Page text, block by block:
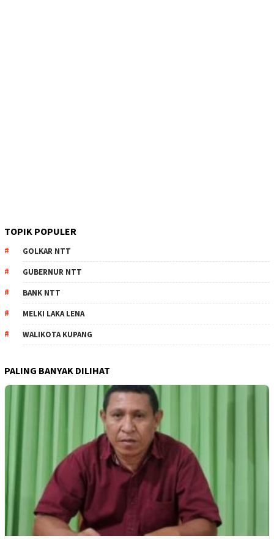
TOPIK POPULER
GOLKAR NTT
GUBERNUR NTT
BANK NTT
MELKI LAKA LENA
WALIKOTA KUPANG
PALING BANYAK DILIHAT